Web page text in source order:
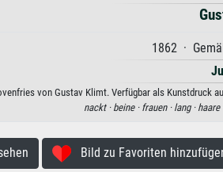
1862 ·
von Gustav Klimt. Verfügbar als Kunstdruck
nackt · beine · frauen · lang · haare
Bild zu Favoriten